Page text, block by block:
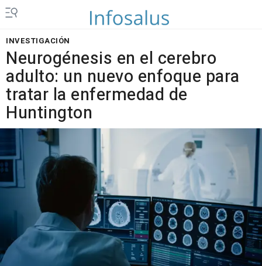
INVESTIGACIÓN
Neurogénesis en el cerebro
adulto: un nuevo enfoque para
tratar la enfermedad de
Huntington